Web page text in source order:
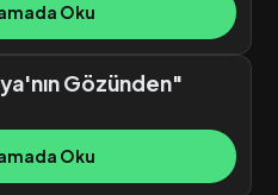
Oku
Gözünden"
Oku